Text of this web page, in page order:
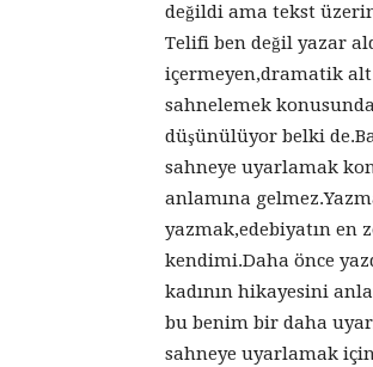
değildi ama tekst
Telifi ben değil yazar
içermeyen,dramatik alt
sahnelemek
düşünülüyor belki
sahneye uyarlamak
anlamına
yazmak,edebiyatın en
kendimi.Daha önce
kadının hikayesini
bu benim bir daha
sahneye uyarlamak